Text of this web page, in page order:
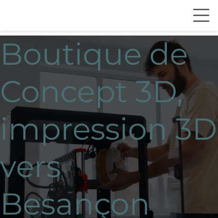
Boutique de
Concept 3D,
impression 3D
vers
Besançon